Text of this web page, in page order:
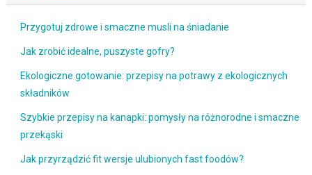
Przygotuj zdrowe i smaczne musli na śniadanie
Jak zrobić idealne, puszyste gofry?
Ekologiczne gotowanie: przepisy na potrawy z ekologicznych
składników
Szybkie przepisy na kanapki: pomysły na różnorodne i smaczne
przekąski
Jak przyrządzić fit wersje ulubionych fast foodów?